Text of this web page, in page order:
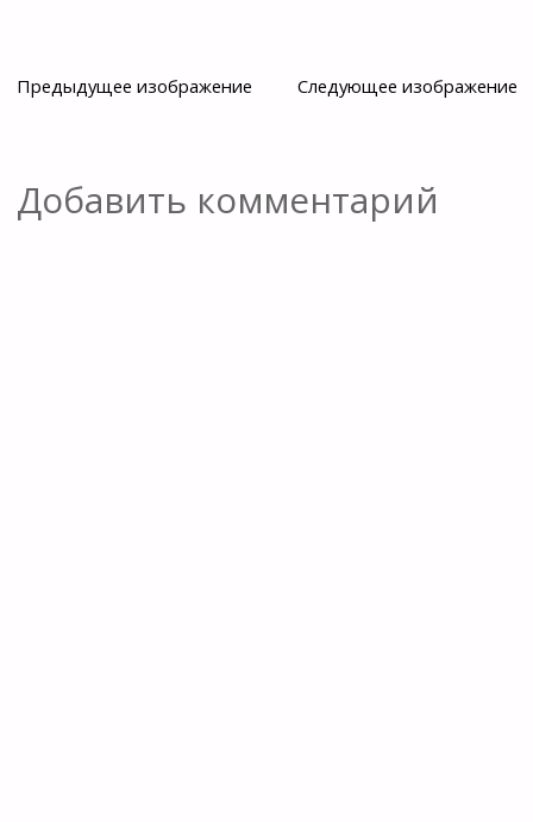
Предыдущее изображение Следующее изображение
Добавить комментарий